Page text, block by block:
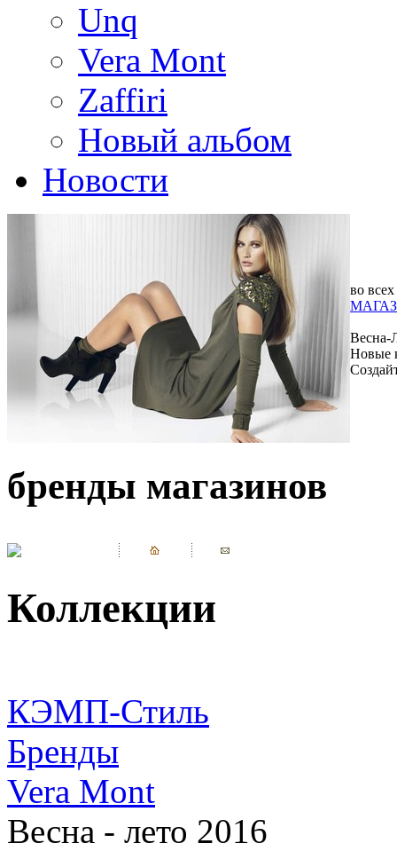
Unq
Vera Mont
Zaffiri
Новый альбом
Новости
во всех
Весна-
Новые
бренды магазинов
Коллекции
КЭМП-Стиль
Бренды
Vera Mont
Весна - лето 2016